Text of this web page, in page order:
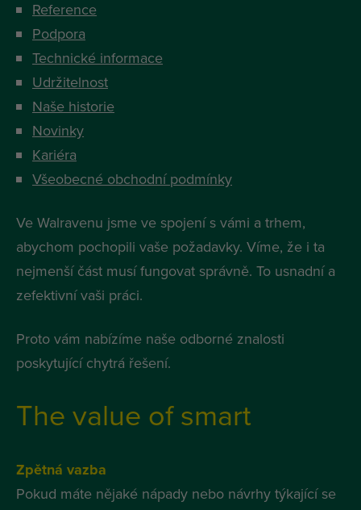
Reference
Podpora
Technické informace
Udržitelnost
Naše historie
Novinky
Kariéra
Všeobecné obchodní podmínky
Ve Walravenu jsme ve spojení s vámi a trhem,
abychom pochopili vaše požadavky. Víme, že i ta
nejmenší část musí fungovat správně. To usnadní a
zefektivní vaši práci.
Proto vám nabízíme naše odborné znalosti
poskytující chytrá řešení.
The value of smart
Zpětná vazba
Pokud máte nějaké nápady nebo návrhy týkající se